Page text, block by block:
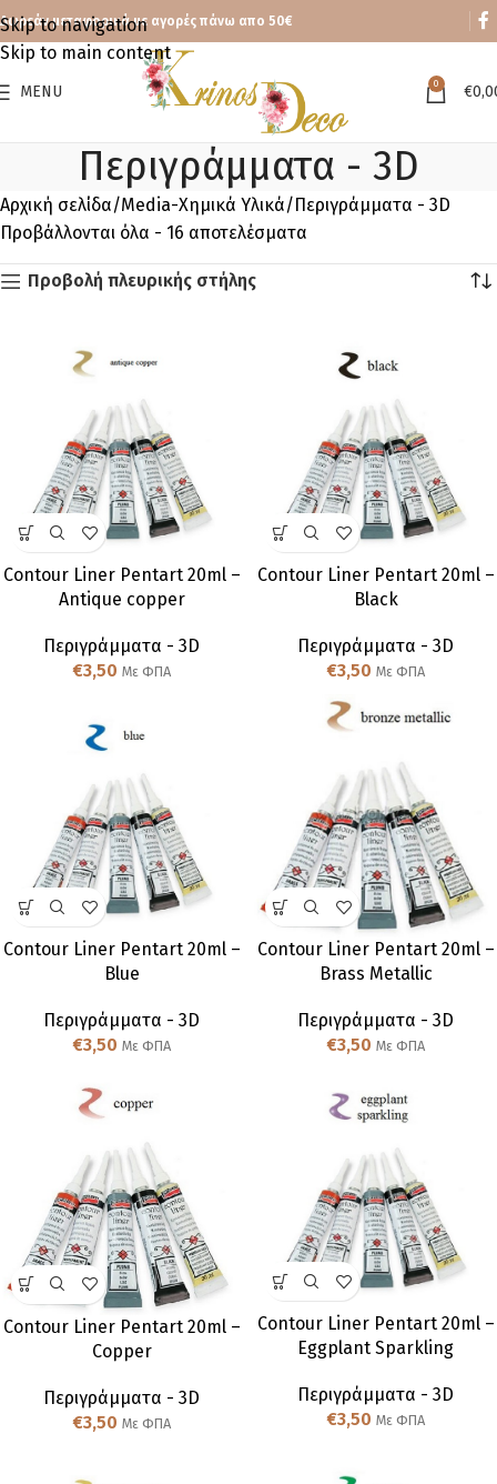
Skip to navigation
Skip to main content
Δωρεάν μεταφορικά με αγορές πάνω απο 50€
MENU 0 €
Περιγράμματα - 3D
Αρχική σελίδα Media-Χημικά Υλικά Περιγράμματα - 3D
Προβάλλονται όλα - 16 αποτελέσματα
Προβολή πλευρικής στήλης
Contour Liner Pentart 20ml –
Antique copper
Περιγράμματα - 3D
€3,50 Με ΦΠΑ
Contour Liner Pentart 20ml –
Black
Περιγράμματα - 3D
€3,50 Με ΦΠΑ
Contour Liner Pentart 20ml –
Blue
Περιγράμματα - 3D
€3,50 Με ΦΠΑ
Contour Liner Pentart 20ml –
Brass Metallic
Περιγράμματα - 3D
€3,50 Με ΦΠΑ
Contour Liner Pentart 20ml –
Copper
Περιγράμματα - 3D
€3,50 Με ΦΠΑ
Contour Liner Pentart 20ml –
Eggplant Sparkling
Περιγράμματα - 3D
€3,50 Με ΦΠΑ